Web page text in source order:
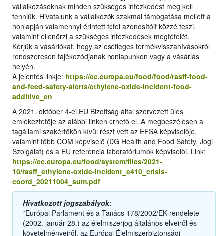
vállalkozásoknak minden szükséges intézkedést meg kell
tenniük. Hivatalunk a vállalkozók szakmai támogatása mellett a
honlapján valamennyi érintett tétel azonosítóit közzé teszi,
valamint ellenőrzi a szükséges intézkedések megtételét.
Kérjük a vásárlókat, hogy az esetleges termékvisszahívásokról
rendszeresen tájékozódjanak honlapunkon vagy a vásárlás
helyén.
A jelentés linkje: https://ec.europa.eu/food/food/rasff-food-
and-feed-safety-alerts/ethylene-oxide-incident-food-
additive_en
A 2021. október 4-ei EU Bizottság által szervezett ülés
emlékeztetője az alábbi linken érhető el. A megbeszélésen a
tagállami szakértőkön kívül részt vett az EFSA képviselője,
valamint több COM képviselő (DG Health and Food Safety, Jogi
Szolgálat) és a EU referencia laboratóriumok képviselői. Link:
https://ec.europa.eu/food/system/files/2021-
10/rasff_ethylene-oxide-incident_e410_crisis-
coord_20211004_sum.pdf
Hivatkozott jogszabályok:
*Európai Parlament és a Tanács 178/2002/EK rendelete
(2002. január 28.) az élelmiszerjog általános elveiről és
követelményeiről, az Európai Élelmiszerbiztonsági